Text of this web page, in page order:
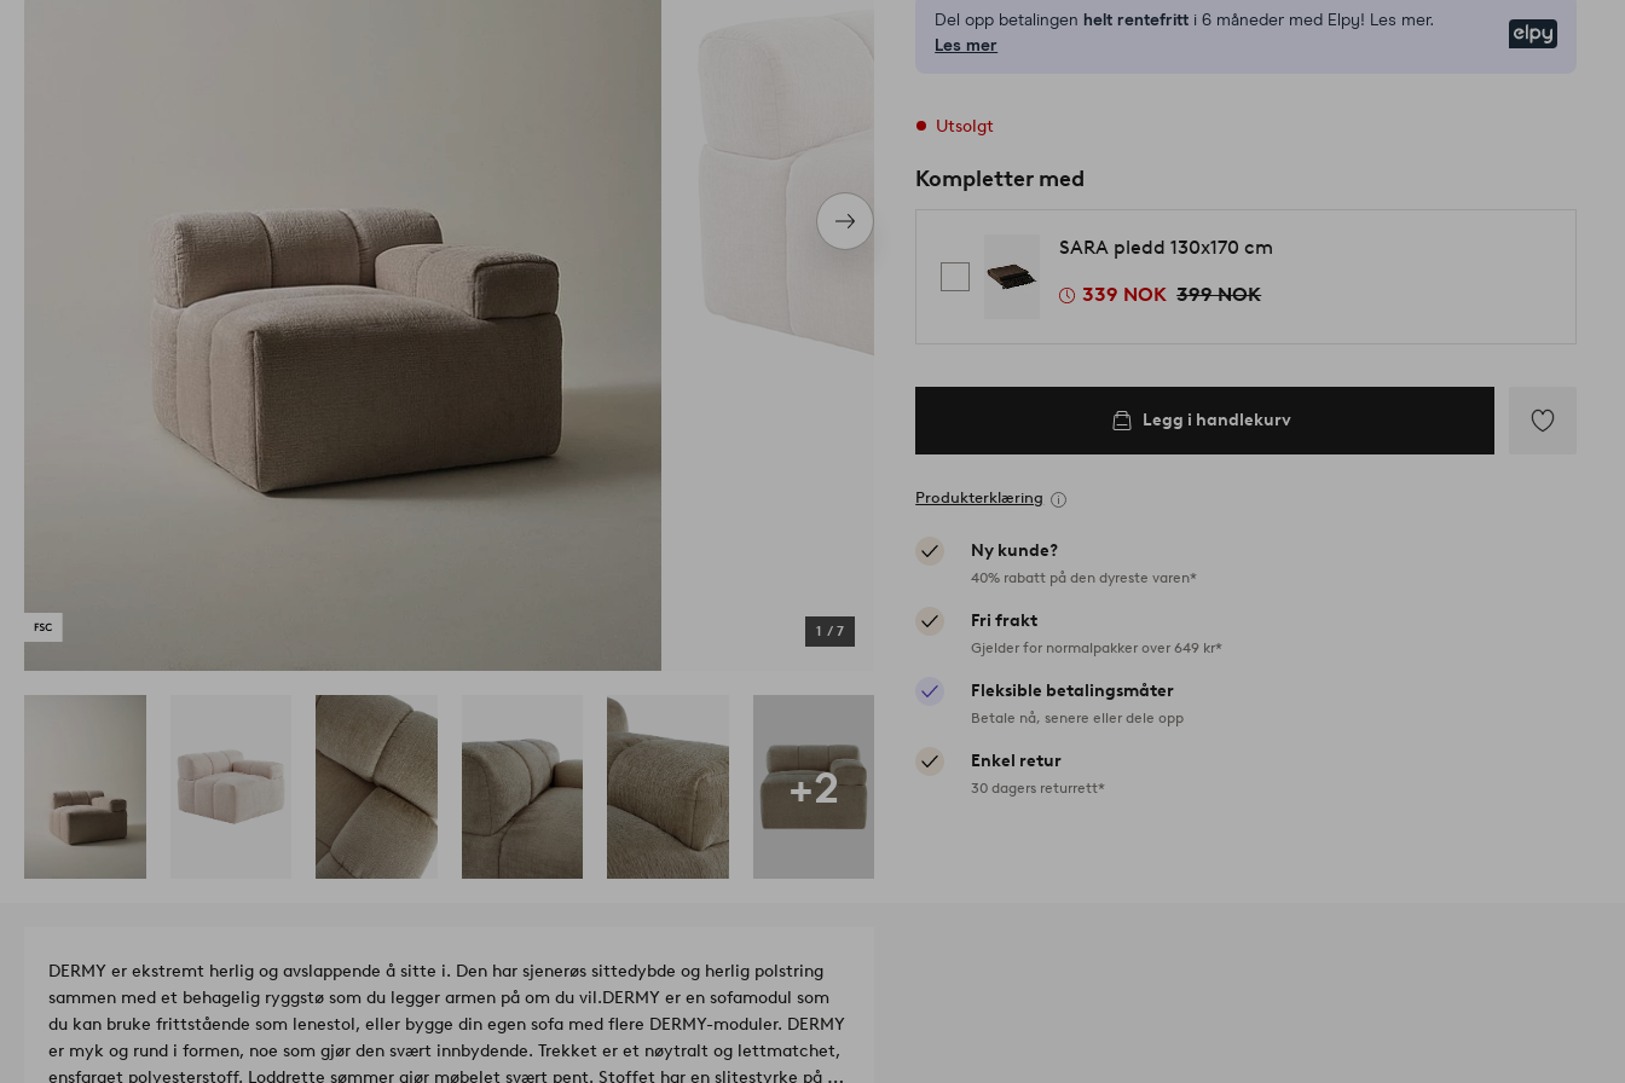
Neste
produkt
1 / 7
Del opp betalingen helt rentefritt i 6 måneder med Elpy! Les mer.
Les mer
Utsolgt
Kompletter med
SARA pledd 130x170 cm
339 NOK 399 NOK
Legg i handlekurv
Produkterklæring
Ny kunde?
40% rabatt på den dyreste varen*
Fri frakt
Gjelder for normalpakker over 649 kr*
Fleksible betalingsmåter
Betale nå, senere eller dele opp
Enkel retur
30 dagers returrett*
+2
DERMY er ekstremt herlig og avslappende å sitte i. Den har sjenerøs sittedybde og herlig polstring
sammen med et behagelig ryggstø som du legger armen på om du vil.DERMY er en sofamodul som
du kan bruke frittstående som lenestol, eller bygge din egen sofa med flere DERMY-moduler. DERMY
er myk og rund i formen, noe som gjør den svært innbydende. Trekket er et nøytralt og lettmatchet,
ensfarget polyesterstoff. Loddrette sømmer gjør møbelet svært pent. Stoffet har en slitestyrke på 40